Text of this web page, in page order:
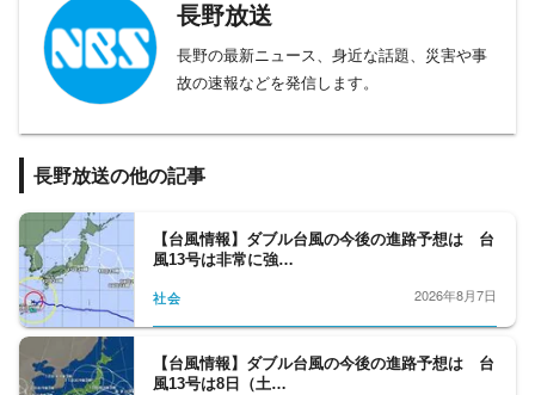
長野放送
長野の最新ニュース、身近な話題、災害や事
故の速報などを発信します。
長野放送の他の記事
【台風情報】ダブル台風の今後の進路予想は 台
風13号は非常に強…
社会 2026年8月7日
【台風情報】ダブル台風の今後の進路予想は 台
風13号は8日（土…